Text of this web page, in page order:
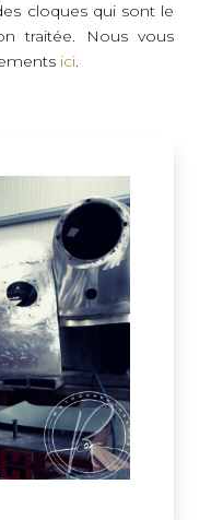
cloques qui sont le
traitée. Nous vous
ici.